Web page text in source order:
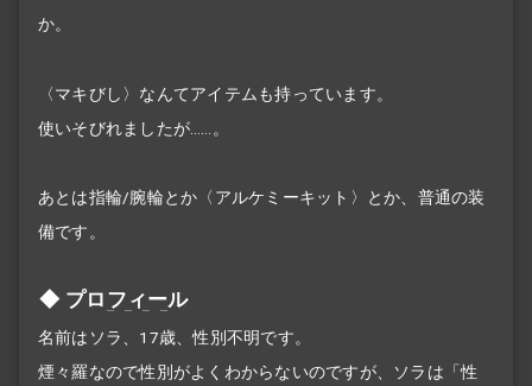
か。
〈マキびし〉なんてアイテムも持っています。
使いそびれましたが……。
あとは指輪/腕輪とか〈アルケミーキット〉とか、普通の装
備です。
プロ フィール
名前はソラ、17歳、性別不明です。
煙々羅なので性別がよくわからないのですが、ソラは「性